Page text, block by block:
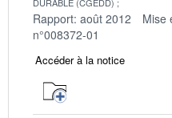
Rapport: août 2012 Mise
n°008372-01
Accéder à la notice